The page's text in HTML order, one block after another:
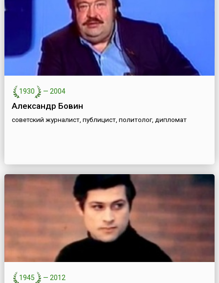
1930 — 2004
Александр Бовин
советский журналист, публицист, политолог, дипломат
1945 — 2012